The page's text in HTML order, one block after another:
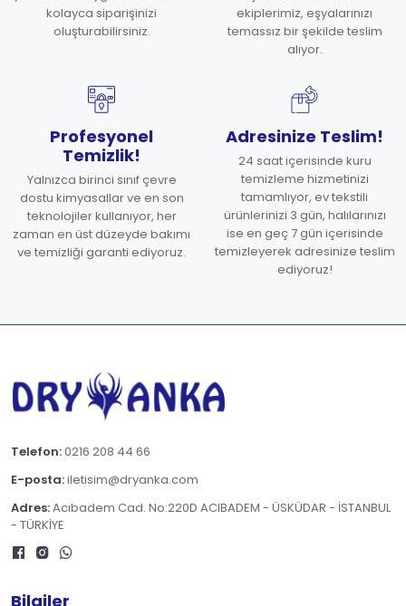
kolayca siparişinizi
oluşturabilirsiniz.
ekiplerimiz, eşyalarınızı
temassız bir şekilde teslim
alıyor.
Profesyonel
Temizlik!
Yalnızca birinci sınıf çevre
dostu kimyasallar ve en son
teknolojiler kullanıyor, her
zaman en üst düzeyde bakımı
ve temizliği garanti ediyoruz.
Adresinize Teslim!
24 saat içerisinde kuru
temizleme hizmetinizi
tamamlıyor, ev tekstili
ürünlerinizi 3 gün, halılarınızı
ise en geç 7 gün içerisinde
temizleyerek adresinize teslim
ediyoruz!
Telefon:0216 208 44 66
E-posta:iletisim@dryanka.com
Adres:Acıbadem Cad. No:220D ACIBADEM - ÜSKÜDAR - İSTANBUL
- TÜRKİYE
Bilgiler